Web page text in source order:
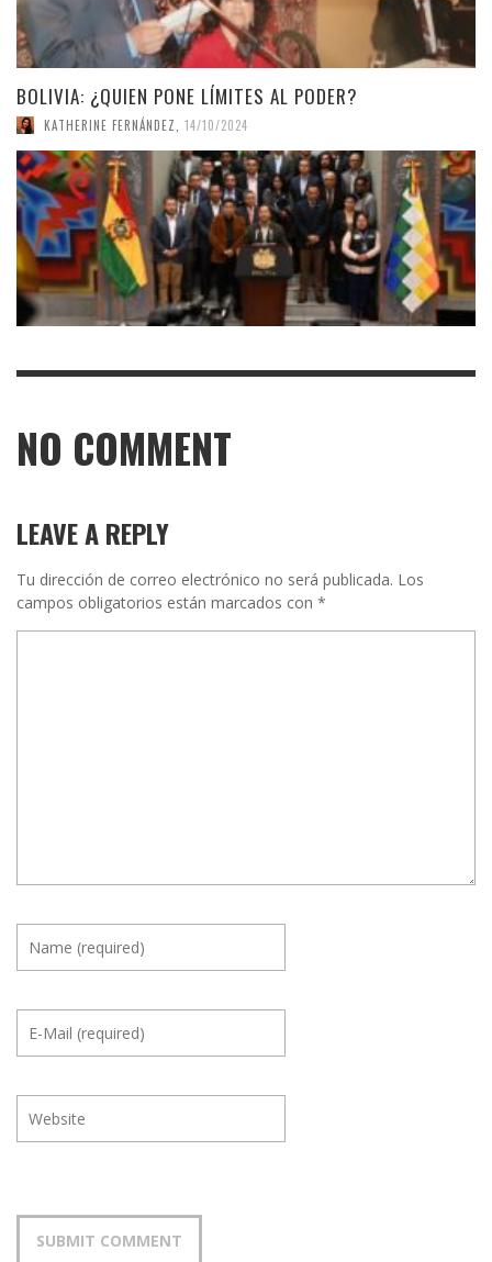
BOLIVIA: ¿QUIEN PONE LÍMITES AL PODER?
KATHERINE FERNÁNDEZ 14/10/2024
NO COMMENT
LEAVE A REPLY
Tu dirección de correo electrónico no será publicada. Los
campos obligatorios están marcados con *